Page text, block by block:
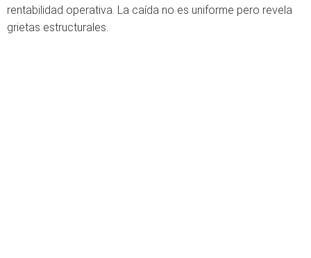
rentabilidad operativa. La caída no es uniforme pero revela
grietas estructurales.